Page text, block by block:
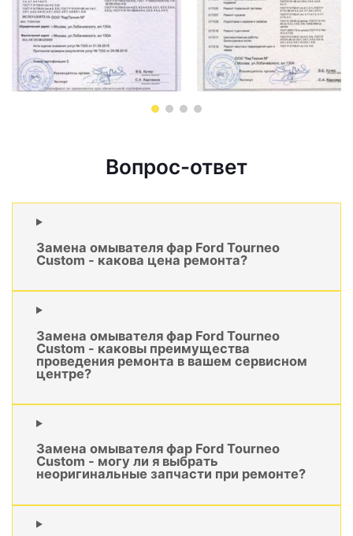
Вопрос-ответ
Замена омывателя фар Ford Tourneo
Custom - какова цена ремонта?
Замена омывателя фар Ford Tourneo
Custom - каковы преимущества
проведения ремонта в вашем сервисном
центре?
Замена омывателя фар Ford Tourneo
Custom - могу ли я выбрать
неоригинальные запчасти при ремонте?